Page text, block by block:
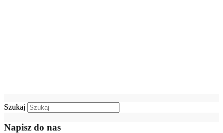
Szukaj
Napisz do nas